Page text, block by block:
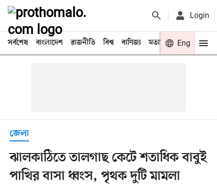
Login
সর্বশেষ বাংলাদেশ রাজনীতি বিশ্ব বাণিজ্য মতামত খেলা
Eng
জেলা
ঝালকাঠিতে তালগাছ কেটে শতাধিক বাবুই
পাখির বাসা ধ্বংস, পৃথক দুটি মামলা